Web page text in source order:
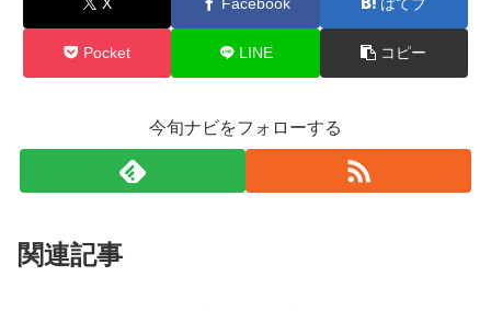
Pocket LINE コピー
今旬ナビをフォローする
関連記事